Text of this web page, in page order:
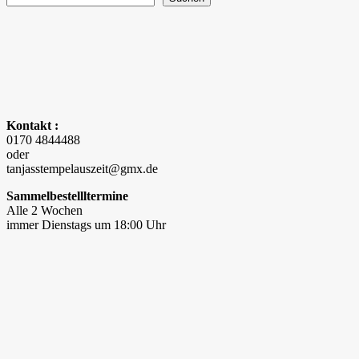
Kontakt :
0170 4844488
oder
tanjasstempelauszeit@gmx.de
Sammelbestellltermine
Alle 2 Wochen
immer Dienstags um 18:00 Uhr